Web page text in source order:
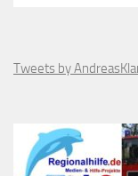
Tweets by